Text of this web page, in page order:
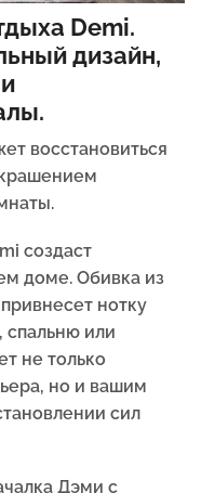
Demi.
дизайн,
восстановиться
создаст
доме. Обивка из
нотку
спальню или
не только
но и вашим
сил
Дэми с